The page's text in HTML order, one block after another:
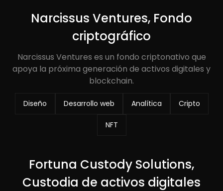
Narcissus Ventures, Fondo
criptográfico
Narcissus Ventures es un fondo criptonativo que
apoya la próxima generación de activos digitales y
blockchain.
Diseño Desarrollo web Analítica Cripto
NFT
Fortuna Custody Solutions,
Custodia de activos digitales